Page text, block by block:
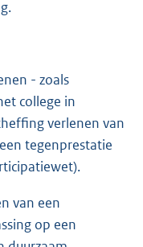
- zoals
college in
verlenen van
tegenprestatie
van een
op een